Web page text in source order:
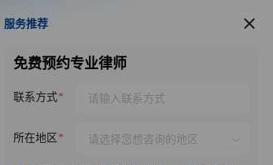
服务推荐
服务推荐
免费预约专业律师
联系方式
所在地区